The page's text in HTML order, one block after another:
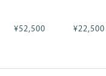
¥52,500 ¥22,500